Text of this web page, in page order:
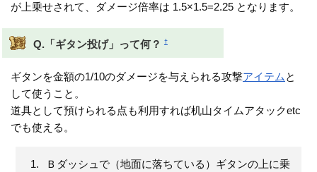
が上乗せされて、ダメージ倍率は 1.5×1.5=2.25 となります。
Q.「ギタン投げ」って何？ †
ギタンを金額の1/10のダメージを与えられる攻撃アイテム と
して使うこと。
道具として預けられる点も利用すれば机山タイムアタックetc
でも使える。
Ｂダッシュで（地面に落ちている）ギタンの上に乗